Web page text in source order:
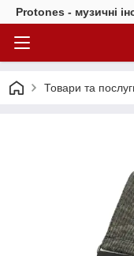
Protones - музичні
Товари та